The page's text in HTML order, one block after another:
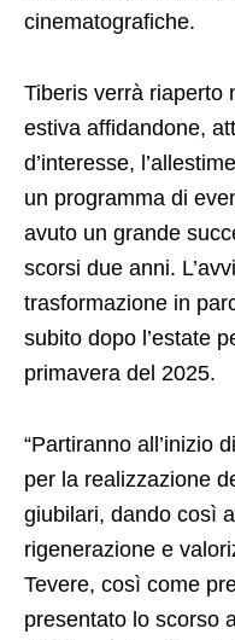
cinematografiche.
Tiberis verrà riaperto
estiva affidandone,
d’interesse,
un programma di
avuto un grande
scorsi due anni.
trasformazione in
subito dopo l’estate
primavera del 2025.
“Partiranno all’inizio
per la realizzazione
giubilari, dando così
rigenerazione e
Tevere, così come
presentato lo scorso